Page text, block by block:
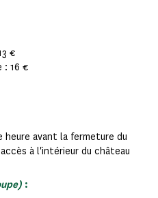
€
: 16 €
avant la fermeture du
à l'intérieur du château
: